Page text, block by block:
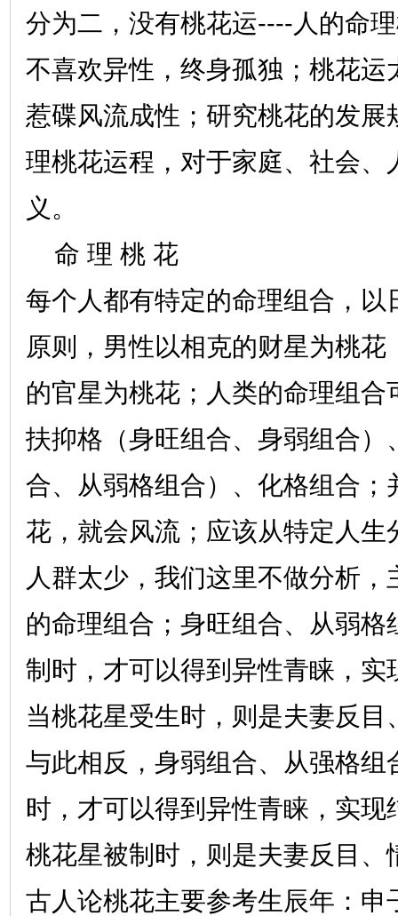
分为二，没有桃花运----人的命
不喜欢异性，终身孤独；桃花运
惹碟风流成性；研究桃花的发展
理桃花运程，对于家庭、社会、
义。
命 理 桃 花
每个人都有特定的命理组合，以
原则，男性以相克的财星为桃花
的官星为桃花；人类的命理组合
扶抑格（身旺组合、身弱组合）
合、从弱格组合）、化格组合；
花，就会风流；应该从特定人生
人群太少，我们这里不做分析
的命理组合；身旺组合、从弱格
制时，才可以得到异性青睐，实
当桃花星受生时，则是夫妻反目
与此相反，身弱组合、从强格组
时，才可以得到异性青睐，实现
桃花星被制时，则是夫妻反目、
古人论桃花主要参考生辰年：申